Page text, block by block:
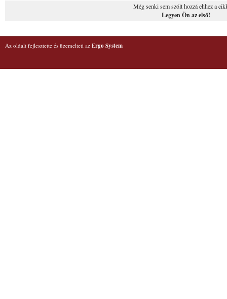
Még senki sem szólt hozzá ehhez a
Legyen Ön az első!
Az oldalt fejlesztette és üzemelteti az Ergo System